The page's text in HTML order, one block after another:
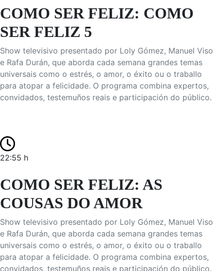
COMO SER FELIZ: COMO
SER FELIZ 5
Show televisivo presentado por Loly Gómez, Manuel Viso
e Rafa Durán, que aborda cada semana grandes temas
universais como o estrés, o amor, o éxito ou o traballo
para atopar a felicidade. O programa combina expertos,
convidados, testemuños reais e participación do público.
22:55 h
COMO SER FELIZ: AS
COUSAS DO AMOR
Show televisivo presentado por Loly Gómez, Manuel Viso
e Rafa Durán, que aborda cada semana grandes temas
universais como o estrés, o amor, o éxito ou o traballo
para atopar a felicidade. O programa combina expertos,
convidados, testemuños reais e participación do público.